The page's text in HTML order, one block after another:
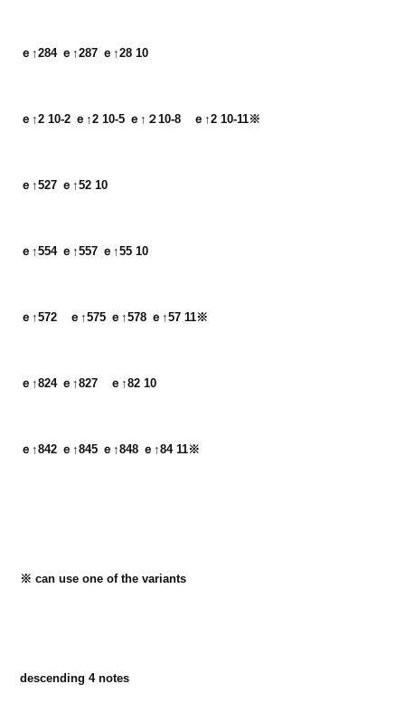
ｅ↑284 ｅ↑287 ｅ↑28 10
ｅ↑2 10-2 ｅ↑2 10-5 ｅ↑２10-8　ｅ↑2 10-11※
ｅ↑527 ｅ↑52 10
ｅ↑554 ｅ↑557 ｅ↑55 10
ｅ↑572　ｅ↑575 ｅ↑578 ｅ↑57 11※
ｅ↑824 ｅ↑827　ｅ↑82 10
ｅ↑842 ｅ↑845 ｅ↑848 ｅ↑84 11※
※ can use one of the variants
descending 4 notes